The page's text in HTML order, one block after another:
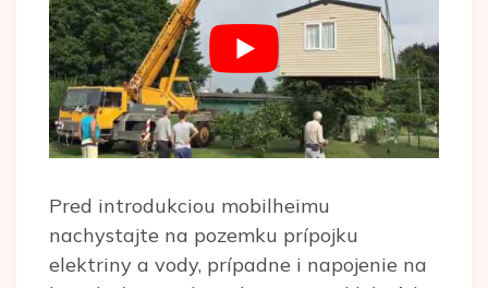
Pred introdukciou mobilheimu
nachystajte na pozemku prípojku
elektriny a vody, prípadne i napojenie na